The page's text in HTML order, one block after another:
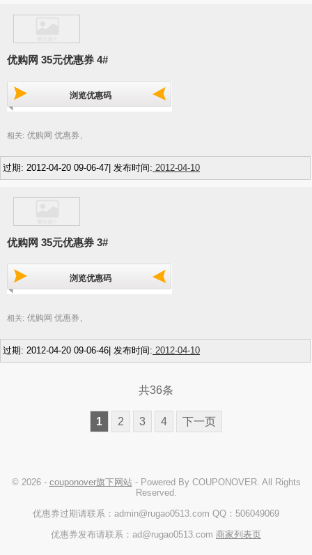
优购网 35元优惠券 4#
浏览优惠码
相关: 优购网 优惠券
过期: 2012-04-20 09-06-47| 发布时间: 2012-04-10
优购网 35元优惠券 3#
浏览优惠码
相关: 优购网 优惠券
过期: 2012-04-20 09-06-46| 发布时间: 2012-04-10
共36条
1 2 3 4 下一页
© 2026 - couponover旗下网站- Powered By COUPONOVER. All Rights
Reserved.
优惠券过期请联系：admin@rugao0513.com QQ：506049069
优惠券发布请联系：ad@rugao0513.com 商家列表页